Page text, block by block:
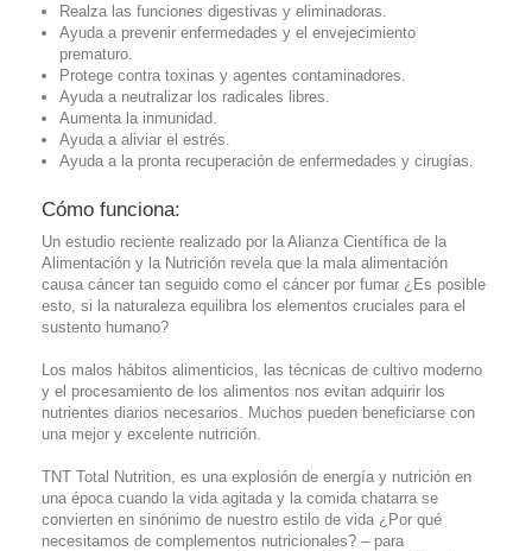
Realza las funciones digestivas y eliminadoras.
Ayuda a prevenir enfermedades y el envejecimiento
prematuro.
Protege contra toxinas y agentes contaminadores.
Ayuda a neutralizar los radicales libres.
Aumenta la inmunidad.
Ayuda a aliviar el estrés.
Ayuda a la pronta recuperación de enfermedades y cirugías.
Cómo funciona:
Un estudio reciente realizado por la Alianza Científica de la
Alimentación y la Nutrición revela que la mala alimentación
causa cáncer tan seguido como el cáncer por fumar ¿Es posible
esto, si la naturaleza equilibra los elementos cruciales para el
sustento humano?
Los malos hábitos alimenticios, las técnicas de cultivo moderno
y el procesamiento de los alimentos nos evitan adquirir los
nutrientes diarios necesarios. Muchos pueden beneficiarse con
una mejor y excelente nutrición.
TNT Total Nutrition, es una explosión de energía y nutrición en
una época cuando la vida agitada y la comida chatarra se
convierten en sinónimo de nuestro estilo de vida ¿Por qué
necesitamos de complementos nutricionales? – para